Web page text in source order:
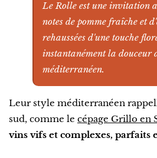
Le Rolle est une invitation
notes de pomme fraîche et
rehaussées d'une touche
instantanément la douceur
méditerranéen.
Leur style méditerranéen
sud, comme le cépage Grillo en
vins vifs et complexes, parfaits